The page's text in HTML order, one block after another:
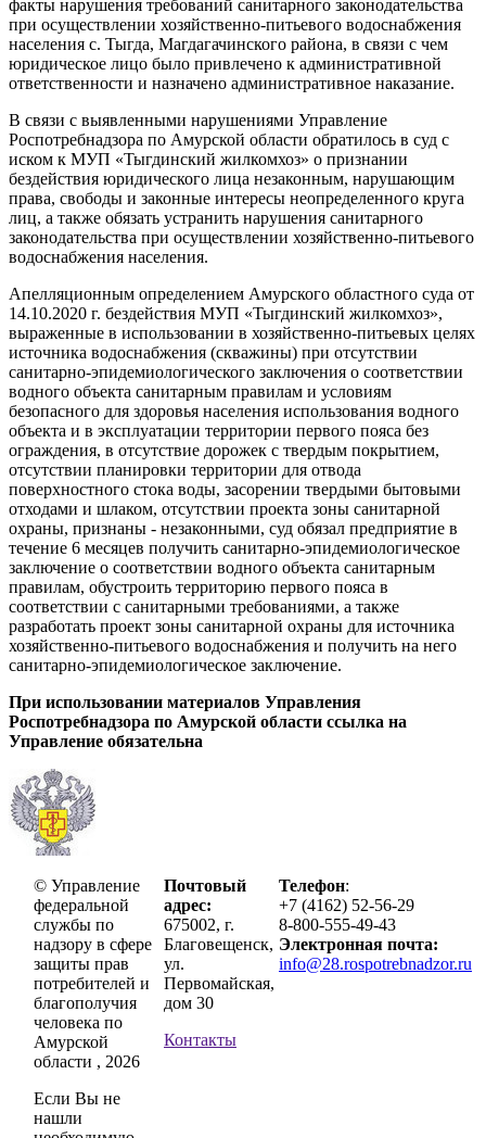
факты нарушения требований санитарного законодательства
при осуществлении хозяйственно-питьевого водоснабжения
населения с. Тыгда, Магдагачинского района, в связи с чем
юридическое лицо было привлечено к административной
ответственности и назначено административное наказание.
В связи с выявленными нарушениями Управление
Роспотребнадзора по Амурской области обратилось в суд с
иском к МУП «Тыгдинский жилкомхоз» о признании
бездействия юридического лица незаконным, нарушающим
права, свободы и законные интересы неопределенного круга
лиц, а также обязать устранить нарушения санитарного
законодательства при осуществлении хозяйственно-питьевого
водоснабжения населения.
Апелляционным определением Амурского областного суда от
14.10.2020 г. бездействия МУП «Тыгдинский жилкомхоз»,
выраженные в использовании в хозяйственно-питьевых целях
источника водоснабжения (скважины) при отсутствии
санитарно-эпидемиологического заключения о соответствии
водного объекта санитарным правилам и условиям
безопасного для здоровья населения использования водного
объекта и в эксплуатации территории первого пояса без
ограждения, в отсутствие дорожек с твердым покрытием,
отсутствии планировки территории для отвода
поверхностного стока воды, засорении твердыми бытовыми
отходами и шлаком, отсутствии проекта зоны санитарной
охраны, признаны - незаконными, суд обязал предприятие в
течение 6 месяцев получить санитарно-эпидемиологическое
заключение о соответствии водного объекта санитарным
правилам, обустроить территорию первого пояса в
соответствии с санитарными требованиями, а также
разработать проект зоны санитарной охраны для источника
хозяйственно-питьевого водоснабжения и получить на него
санитарно-эпидемиологическое заключение.
При использовании материалов Управления
Роспотребнадзора по Амурской области ссылка на
Управление обязательна
© Управление
федеральной
службы по
надзору в сфере
защиты прав
потребителей и
благополучия
человека по
Амурской
области , 2026
Если Вы не
нашли
Почтовый
адрес:
675002, г.
Благовещенск,
ул.
Первомайская,
дом 30
Контакты
Телефон:
+7 (4162) 52-56-29
8-800-555-49-43
Электронная почта:
info@28.rospotrebnadzor.ru